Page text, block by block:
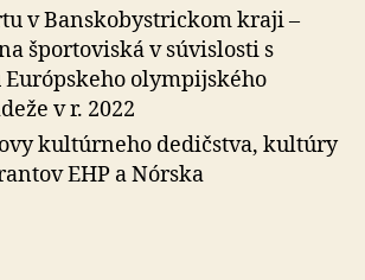
v Banskobystrickom kraji –
športoviská v súvislosti s
olympijského
v r. 2022
kultúrneho dedičstva, kultúry
EHP a Nórska